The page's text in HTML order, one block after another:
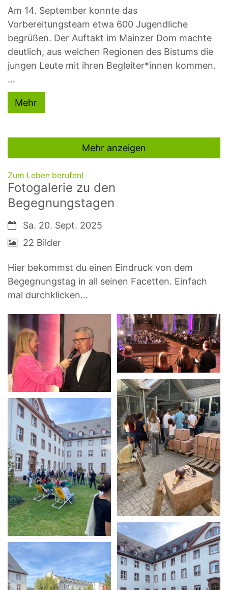
Am 14. September konnte das
Vorbereitungsteam etwa 600 Jugendliche
begrüßen. Der Auftakt im Mainzer Dom machte
deutlich, aus welchen Regionen des Bistums die
jungen Leute mit ihren Begleiter*innen kommen.
...
Mehr
Mehr anzeigen
Zum Leben berufen!
Fotogalerie zu den
Begegnungstagen
Datum:Sa. 20. Sept. 2025
22 Bilder
Hier bekommst du einen Eindruck von dem
Begegnungstag in all seinen Facetten. Einfach
mal durchklicken...